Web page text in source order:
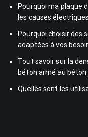
Pourquoi ma plaque
les causes
Pourquoi choisir des
adaptées à vos
Tout savoir sur la
béton armé au béton
Quelles sont les